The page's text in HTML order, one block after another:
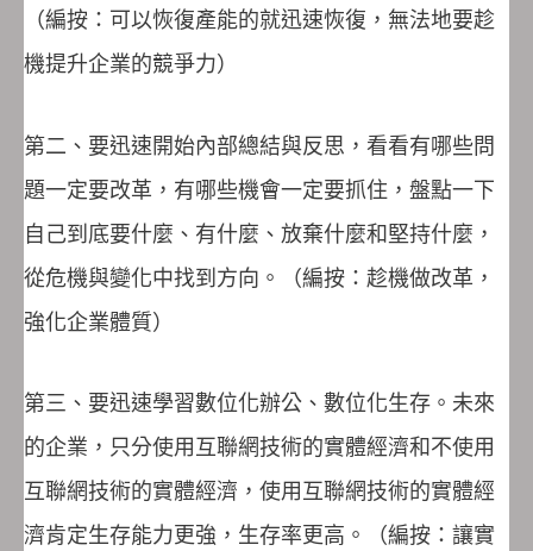
（編按：可以恢復產能的就迅速恢復，無法地要趁
機提升企業的競爭力）
第二、要迅速開始內部總結與反思，看看有哪些問
題一定要改革，有哪些機會一定要抓住，盤點一下
自己到底要什麼、有什麼、放棄什麼和堅持什麼，
從危機與變化中找到方向。（編按：趁機做改革，
強化企業體質）
第三、要迅速學習數位化辦公、數位化生存。未來
的企業，只分使用互聯網技術的實體經濟和不使用
互聯網技術的實體經濟，使用互聯網技術的實體經
濟肯定生存能力更強，生存率更高。（編按：讓實